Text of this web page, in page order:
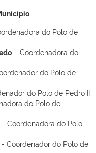
do Polo de
– Coordenadora do
do Polo de
do Polo de Pedro II
do Polo de
– Coordenadora do Polo
- Coordenador do Polo de